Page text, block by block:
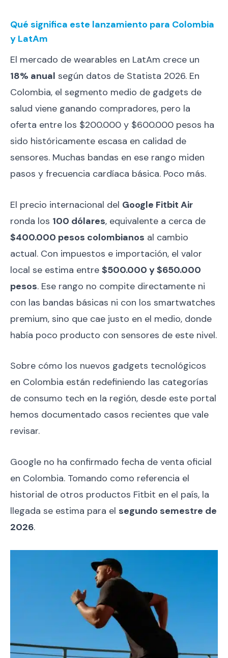
Qué significa este lanzamiento para Colombia
y LatAm
El mercado de wearables en LatAm crece un
18% anual según datos de Statista 2026. En
Colombia, el segmento medio de gadgets de
salud viene ganando compradores, pero la
oferta entre los $200.000 y $600.000 pesos ha
sido históricamente escasa en calidad de
sensores. Muchas bandas en ese rango miden
pasos y frecuencia cardíaca básica. Poco más.
El precio internacional del Google Fitbit Air
ronda los 100 dólares, equivalente a cerca de
$400.000 pesos colombianos al cambio
actual. Con impuestos e importación, el valor
local se estima entre $500.000 y $650.000
pesos. Ese rango no compite directamente ni
con las bandas básicas ni con los smartwatches
premium, sino que cae justo en el medio, donde
había poco producto con sensores de este nivel.
Sobre cómo los nuevos gadgets tecnológicos
en Colombia están redefiniendo las categorías
de consumo tech en la región, desde este portal
hemos documentado casos recientes que vale
revisar.
Google no ha confirmado fecha de venta oficial
en Colombia. Tomando como referencia el
historial de otros productos Fitbit en el país, la
llegada se estima para el segundo semestre de
2026.